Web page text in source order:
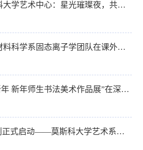
深圳北理莫斯科大学艺术中心：星光璀璨夜，共绘新年浪漫篇
喜报！深北莫材料科学系固态离子学团队在课外学术大赛中创造佳绩
“艺舞新春-迎新年 新年师生书法美术作品展”在深北莫开幕
“艺汇鹏城”计划正式启动——莫斯科大学艺术系与深北莫艺术中心携手共探学生艺术教育合作新机遇